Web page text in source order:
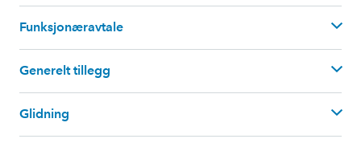
Funksjonæravtale
Generelt tillegg
Glidning